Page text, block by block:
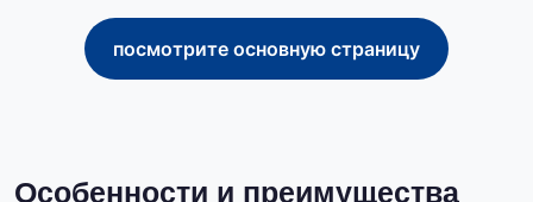
посмотрите основную страницу
Особенности и преимущества